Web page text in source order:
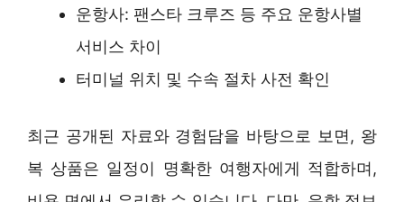
운항사: 팬스타 크루즈 등 주요 운항사별
서비스 차이
터미널 위치 및 수속 절차 사전 확인
최근 공개된 자료와 경험담을 바탕으로 보면, 왕
복 상품은 일정이 명확한 여행자에게 적합하며,